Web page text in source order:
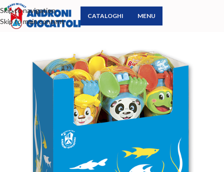
Skip to navigation
Skip to main content
CATALOGHI MENU